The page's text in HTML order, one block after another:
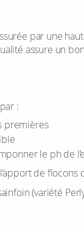
par une
assure un
:
pre­mières
le ph de
de
(variété